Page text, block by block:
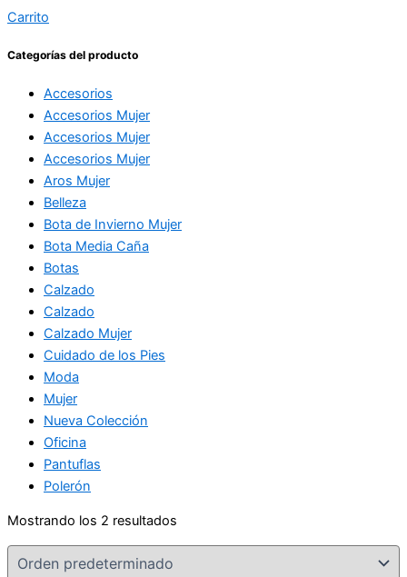
Carrito
Categorías del producto
Accesorios
Accesorios Mujer
Accesorios Mujer
Accesorios Mujer
Aros Mujer
Belleza
Bota de Invierno Mujer
Bota Media Caña
Botas
Calzado
Calzado
Calzado Mujer
Cuidado de los Pies
Moda
Mujer
Nueva Colección
Oficina
Pantuflas
Polerón
Mostrando los 2 resultados